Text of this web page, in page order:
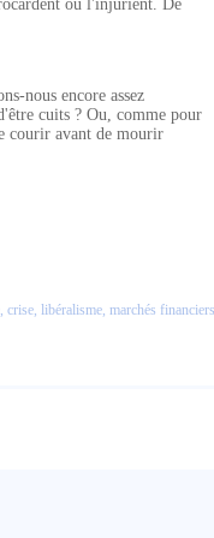
ou l'injurient. De
nous encore assez
cuits ? Ou, comme pour
courir avant de mourir
, crise, libéralisme, marchés financiers